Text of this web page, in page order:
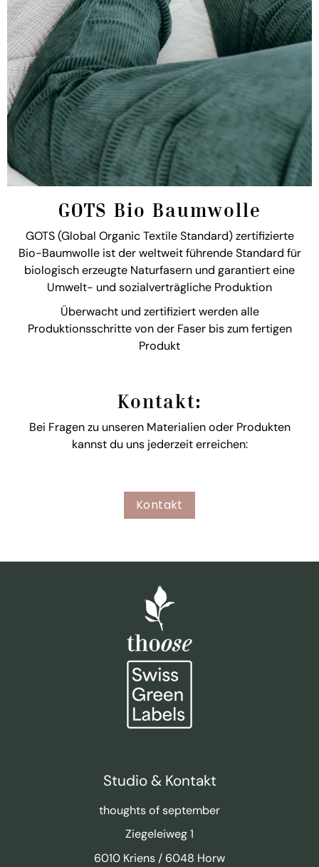
GOTS Bio Baumwolle
GOTS (Global Organic Textile Standard) zertifizierte
Bio-Baumwolle ist der weltweit führende Standard für
biologisch erzeugte Naturfasern und garantiert eine
Umwelt- und sozialverträgliche Produktion
Überwacht und zertifiziert werden alle
Produktionsschritte von der Faser bis zum fertigen
Produkt
Kontakt:
Bei Fragen zu unseren Materialien oder Produkten
kannst du uns jederzeit erreichen:
Kontakt
Studio & Kontakt
thoughts of september
Ziegeleiweg 1
6010 Kriens / 6048 Horw